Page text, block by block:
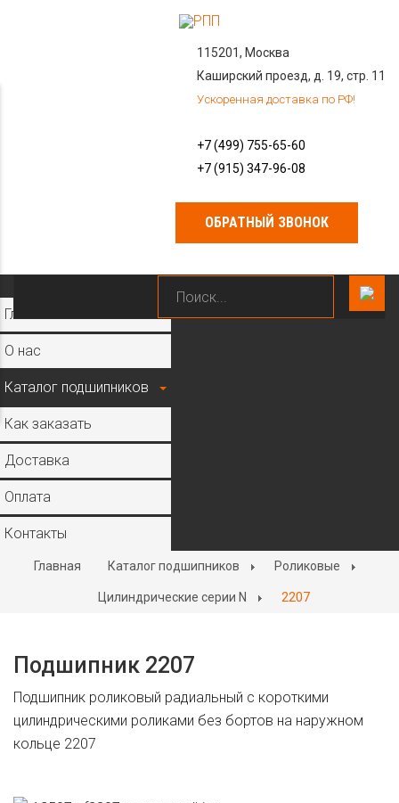
115201, Москва
Каширский проезд, д. 19, стр. 11
Ускоренная доставка по РФ!
+7 (499) 755-65-60
+7 (915) 347-96-08
ОБРАТНЫЙ ЗВОНОК
Главная
О нас
Каталог подшипников
Как заказать
Доставка
Оплата
Контакты
Главная Каталог подшипников Роликовые
Цилиндрические серии N 2207
Подшипник 2207
Подшипник роликовый радиальный с короткими
цилиндрическими роликами без бортов на наружном
кольце 2207